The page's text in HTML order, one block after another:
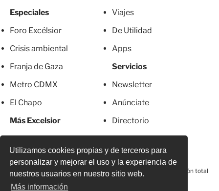
Utilizamos cookies propias y de terceros para
personalizar y mejorar el uso y la experiencia de
nuestros usuarios en nuestro sitio web.
Más información
Especiales
Foro Excélsior
Crisis ambiental
Franja de Gaza
Metro CDMX
El Chapo
Más Excelsior
Viajes
De Utilidad
Apps
Servicios
Newsletter
Anúnciate
Directorio
© 2026 Todos los derechos reservados. Prohibida la reproducción total
o parcial, incluyendo cualquier medio electrónico*